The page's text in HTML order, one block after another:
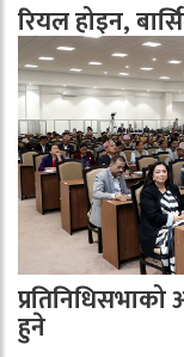
रियल होइन,
हुने